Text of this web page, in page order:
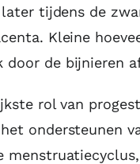
tijdens de
Kleine
door de bijnieren
rol van
ondersteunen